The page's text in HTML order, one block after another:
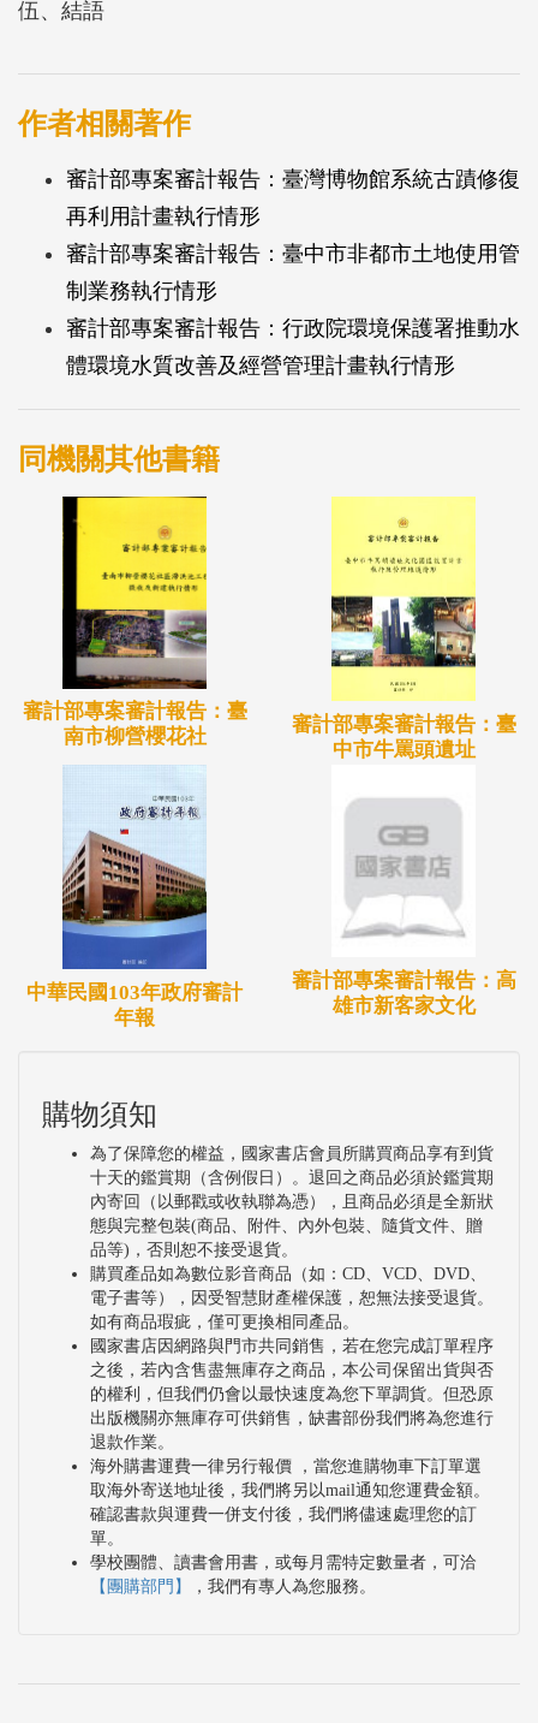
伍、結語
作者相關著作
審計部專案審計報告：臺灣博物館系統古蹟修復
再利用計畫執行情形
審計部專案審計報告：臺中市非都市土地使用管
制業務執行情形
審計部專案審計報告：行政院環境保護署推動水
體環境水質改善及經營管理計畫執行情形
同機關其他書籍
審計部專案審計報告：臺
南市柳營櫻花社
審計部專案審計報告：臺
中市牛罵頭遺址
中華民國103年政府審計
年報
審計部專案審計報告：高
雄市新客家文化
購物須知
為了保障您的權益，國家書店會員所購買商品享有到貨
十天的鑑賞期（含例假日）。退回之商品必須於鑑賞期
內寄回（以郵戳或收執聯為憑），且商品必須是全新狀
態與完整包裝(商品、附件、內外包裝、隨貨文件、贈
品等)，否則恕不接受退貨。
購買產品如為數位影音商品（如：CD、VCD、DVD、
電子書等），因受智慧財產權保護，恕無法接受退貨。
如有商品瑕疵，僅可更換相同產品。
國家書店因網路與門市共同銷售，若在您完成訂單程序
之後，若內含售盡無庫存之商品，本公司保留出貨與否
的權利，但我們仍會以最快速度為您下單調貨。但恐原
出版機關亦無庫存可供銷售，缺書部份我們將為您進行
退款作業。
海外購書運費一律另行報價 ，當您進購物車下訂單選
取海外寄送地址後，我們將另以mail通知您運費金額。
確認書款與運費一併支付後，我們將儘速處理您的訂
單。
學校團體、讀書會用書，或每月需特定數量者，可洽
【團購部門】
，我們有專人為您服務。